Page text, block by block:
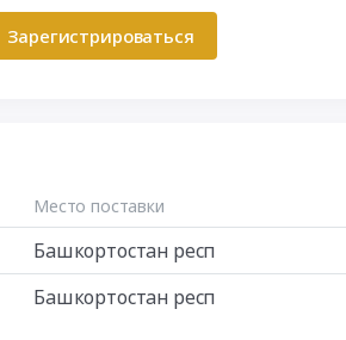
Зарегистрироваться
Место поставки
Башкортостан респ
Башкортостан респ